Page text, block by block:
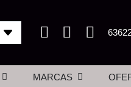
Abrir complementos
MARCAS Abrir marcas